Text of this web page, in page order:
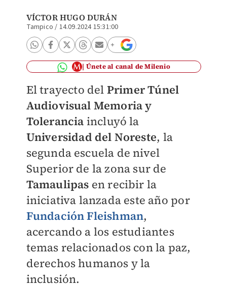
VÍCTOR HUGO DURÁN
Tampico / 14.09.2024 15:31:00
Únete al canal de Milenio
El trayecto del Primer Túnel
Audiovisual Memoria y
Tolerancia incluyó la
Universidad del Noreste, la
segunda escuela de nivel
Superior de la zona sur de
Tamaulipas en recibir la
iniciativa lanzada este año por
Fundación Fleishman,
acercando a los estudiantes
temas relacionados con la paz,
derechos humanos y la
inclusión.